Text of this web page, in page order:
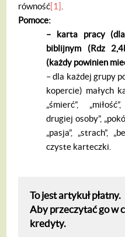
równość[1]
Pomoce:
– karta pracy
biblijnym (Rdz
(każdy powinien
– dla każdej grupy
kopercie) małych
„śmierć”,
drugiej osoby”,
„pasja”, „strach”,
czyste karteczki.
To jest artykuł płatny.
Aby przeczytać go w
kredyty.